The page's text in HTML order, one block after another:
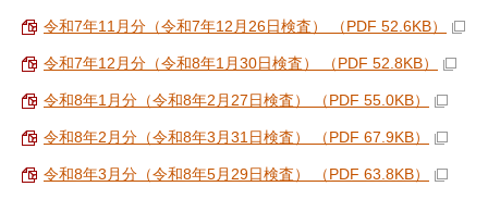
令和7年11月分（令和7年12月26日検査） （PDF 52.6KB）
令和7年12月分（令和8年1月30日検査） （PDF 52.8KB）
令和8年1月分（令和8年2月27日検査） （PDF 55.0KB）
令和8年2月分（令和8年3月31日検査） （PDF 67.9KB）
令和8年3月分（令和8年5月29日検査） （PDF 63.8KB）